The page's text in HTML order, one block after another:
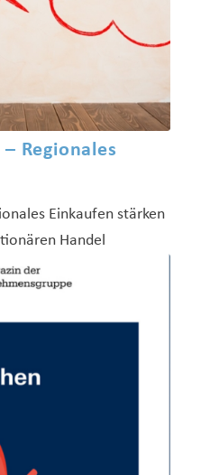
– Regionales
Einkaufen stärken
Handel